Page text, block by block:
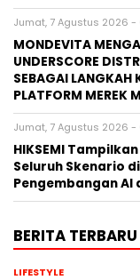
Jumat, 7 Agustus 2026 -
MONDEVITA
UNDERSCORE
SEBAGAI LANGKAH
PLATFORM MEREK
Jumat, 7 Agustus 2026 -
HIKSEMI
Seluruh Skenario
Pengembangan AI
BERITA TERBARU
LIFESTYLE